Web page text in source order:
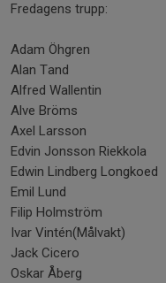
Fredagens trupp:
Adam Öhgren
Alan Tand
Alfred Wallentin
Alve Bröms
Axel Larsson
Edvin Jonsson Riekkola
Edwin Lindberg Longkoed
Emil Lund
Filip Holmström
Ivar Vintén(Målvakt)
Jack Cicero
Oskar Åberg